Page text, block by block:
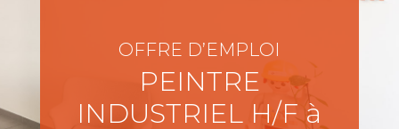
OFFRE D’EMPLOI
PEINTRE
INDUSTRIEL H/F à